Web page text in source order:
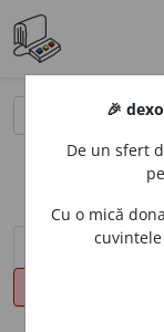
sinteza
🎉
De un sfert
Cu o mică